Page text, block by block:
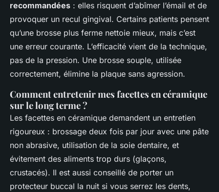
recommandées : elles risquent d’abîmer l’émail et de
provoquer un recul gingival. Certains patients pensent
qu’une brosse plus ferme nettoie mieux, mais c’est
une erreur courante. L’efficacité vient de la technique,
pas de la pression. Une brosse souple, utilisée
correctement, élimine la plaque sans agression.
Comment entretenir mes facettes en céramique
sur le long terme ?
Les facettes en céramique demandent un entretien
rigoureux : brossage deux fois par jour avec une pâte
non abrasive, utilisation de la soie dentaire, et
évitement des aliments trop durs (glaçons,
crustacés). Il est aussi conseillé de porter un
protecteur buccal la nuit si vous serrez les dents,